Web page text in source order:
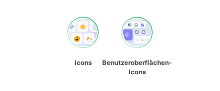
Icons
Benutzeroberflächen-
Icons